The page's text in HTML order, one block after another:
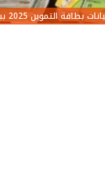
بطاقة التموين 2025 ببورسعيد